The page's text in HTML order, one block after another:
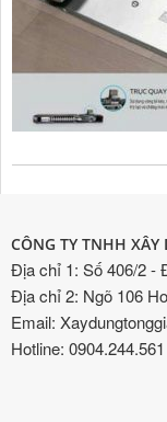
CÔNG TY TNHH
Địa chỉ 1: Số 406/2 -
Địa chỉ 2: Ngõ 106
Email:
Hotline: 0904.244.561